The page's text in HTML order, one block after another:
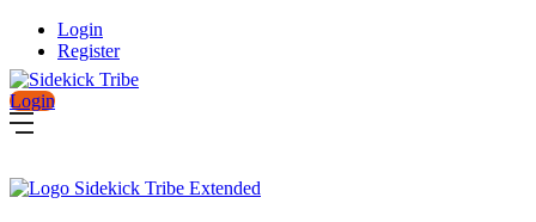
Login
Register
Login